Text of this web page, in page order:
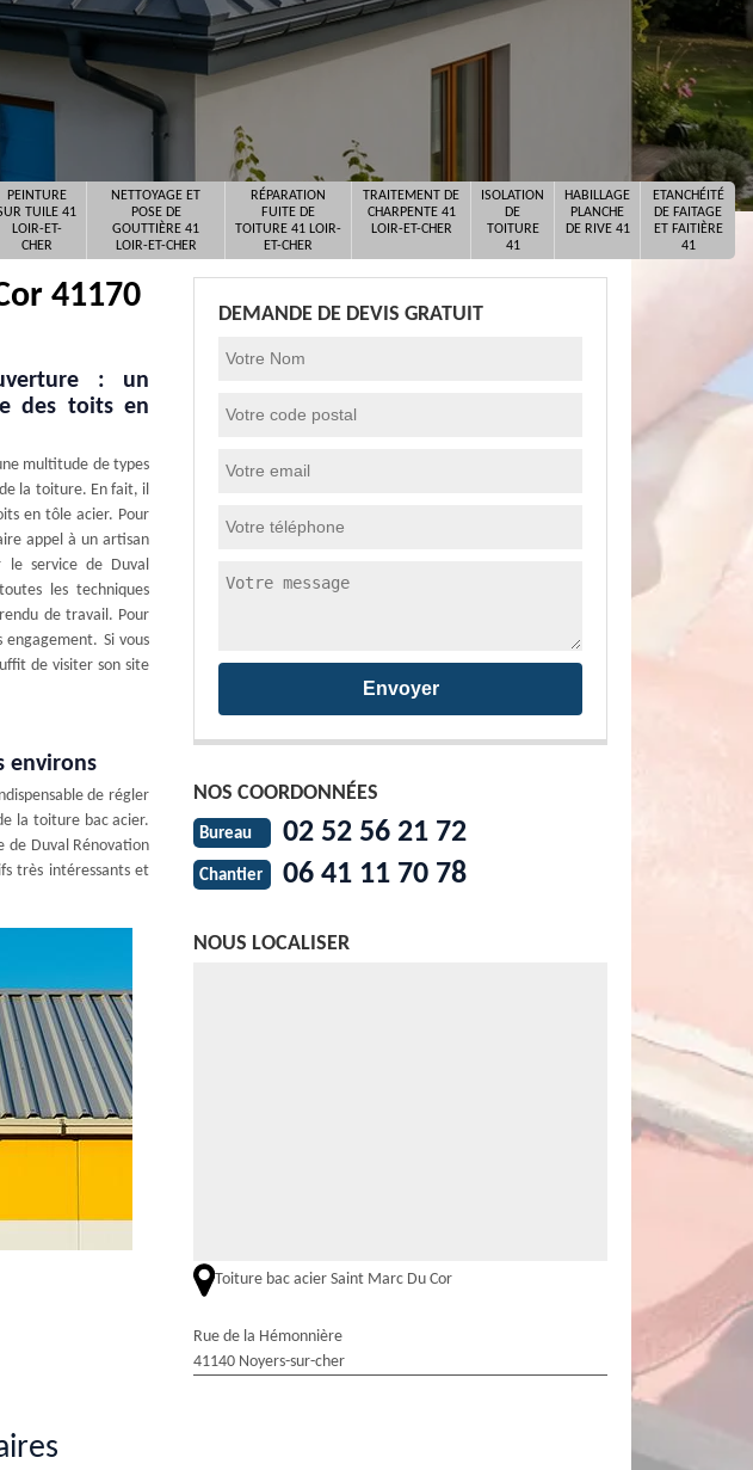
PEINTURE
TUILE 41
LOIR-ET-
CHER
NETTOYAGE ET
POSE DE
GOUTTIÈRE 41
LOIR-ET-CHER
RÉPARATION
FUITE DE
TOITURE 41 LOIR-
ET-CHER
TRAITEMENT DE
CHARPENTE 41
LOIR-ET-CHER
ISOLATION
DE
TOITURE
41
HABILLAGE
PLANCHE
DE RIVE 41
ETANCHÉITÉ
DE FAITAGE
ET FAITIÈRE
41
41170
: un
des toits en
multitude de types
la toiture. En fait, il
en tôle acier. Pour
appel à un artisan
le service de Duval
les techniques
de travail. Pour
Si vous
de visiter son site
environs
de régler
la toiture bac acier.
de Duval Rénovation
très intéressants et
faire les travaux
DEMANDE DE DEVIS GRATUIT
NOS COORDONNÉES
Bureau 02 52 56 21 72
Chantier 06 41 11 70 78
NOUS LOCALISER
Toiture bac acier Saint Marc Du Cor
Rue de la Hémonnière
41140 Noyers-sur-cher